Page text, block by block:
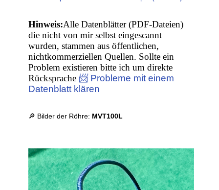
Hinweis:Alle Datenblätter (PDF-Dateien)
die nicht von mir selbst eingescannt
wurden, stammen aus öffentlichen,
nichtkommerziellen Quellen. Sollte ein
Problem existieren bitte ich um direkte
Rücksprache 📨 Probleme mit einem
Datenblatt klären
🔎 Bilder der Röhre: MVT100L